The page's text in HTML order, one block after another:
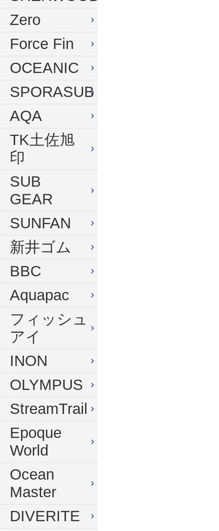
水中デジタルカメラセット
Zero
Force Fin
OCEANIC
SPORASUB
AQA
TK土佐旭
印
SUB
GEAR
SUNFAN
新井ゴム
BBC
Aquapac
フィッシュ
アイ
INON
OLYMPUS
StreamTrail
Epoque
World
Ocean
Master
DIVERITE